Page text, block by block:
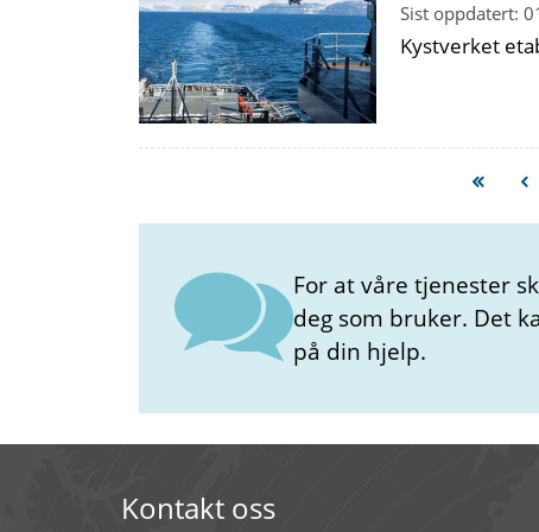
Sist oppdatert:
Kystverket
For at våre tjenester
deg som bruker. Det
på din hjelp.
Kontakt oss